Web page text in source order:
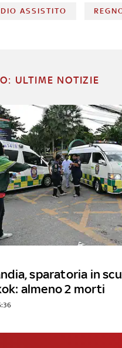
ASSISTITO
ULTIME NOTIZIE
sparatoria in
almeno 2 morti